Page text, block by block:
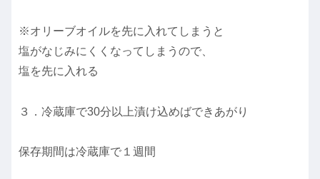
※オリーブオイルを先に入れてしまうと
塩がなじみにくくなってしまうので、
塩を先に入れる
３．冷蔵庫で30分以上漬け込めばできあがり
保存期間は冷蔵庫で１週間